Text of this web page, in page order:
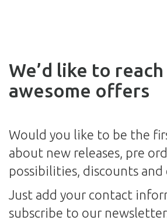
We’d like to
awesome offers
Would you like to be the
about new releases, pre
possibilities, discounts and
Just add your contact
subscribe to our